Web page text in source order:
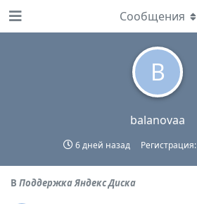
B
balanovaa
6 дней назад Регистрация:
Сообщения
В Поддержка Яндекс Диска